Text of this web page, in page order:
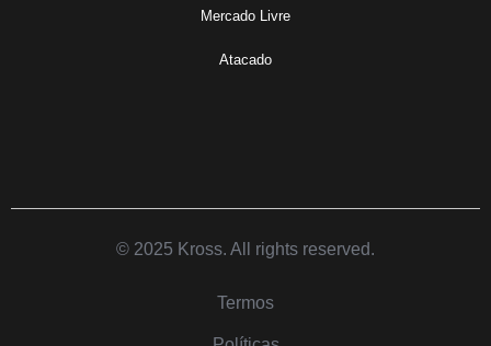
Mercado Livre
Atacado
© 2025 Kross. All rights reserved.
Termos